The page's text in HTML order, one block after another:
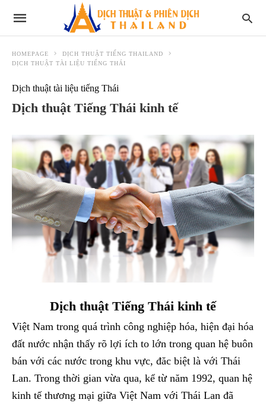
HOMEPAGE
DỊCH THUẬT TIẾNG THAILAND
DỊCH THUẬT TÀI LIỆU TIẾNG THÁI
Dịch thuật tài liệu tiếng Thái
Dịch thuật Tiếng Thái kinh tế
Dịch thuật Tiếng Thái kinh tế
Việt Nam trong quá trình công nghiệp hóa, hiện đại hóa
đất nước nhận thấy rõ lợi ích to lớn trong quan hệ buôn
bán với các nước trong khu vực, đăc biệt là với Thái
Lan. Trong thời gian vừa qua, kể từ năm 1992, quan hệ
kinh tế thương mại giữa Việt Nam với Thái Lan đã